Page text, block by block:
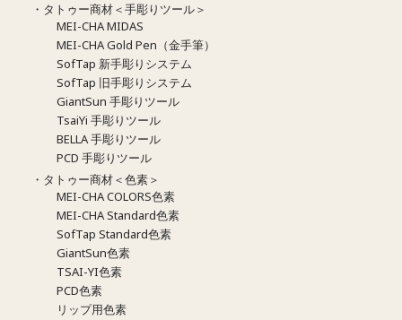
・タトゥー商材＜手彫りツール＞
MEI-CHA MIDAS
MEI-CHA Gold Pen（金手筆）
SofTap 新手彫りシステム
SofTap 旧手彫りシステム
GiantSun 手彫りツール
TsaiYi 手彫りツール
BELLA 手彫りツール
PCD 手彫りツール
・タトゥー商材＜色素＞
MEI-CHA COLORS色素
MEI-CHA Standard色素
SofTap Standard色素
GiantSun色素
TSAI-YI色素
PCD色素
リップ用色素